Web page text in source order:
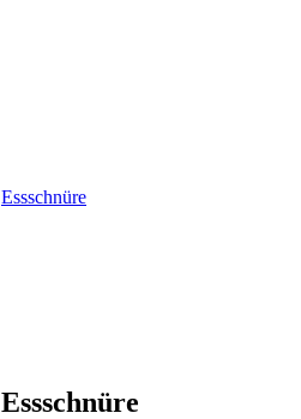
Essschnüre
Essschnüre